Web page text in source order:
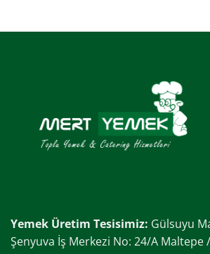
Yemek Üretim Tesisimiz: Gülsuyu
Şenyuva İş Merkezi No: 24/A Maltepe